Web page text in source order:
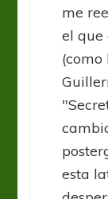
me
el que
(como
esta